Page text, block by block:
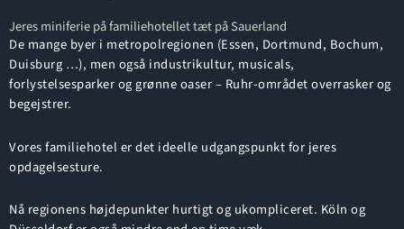
Jeres miniferie på familiehotellet tæt på Sauerland
De mange byer i metropolregionen (Essen, Dortmund, Bochum,
Duisburg …), men også industrikultur, musicals,
forlystelsesparker og grønne oaser – Ruhr-området overrasker og
begejstrer.
Vores familiehotel er det ideelle udgangspunkt for jeres
opdagelsesture.
Nå regionens højdepunkter hurtigt og ukompliceret. Köln og